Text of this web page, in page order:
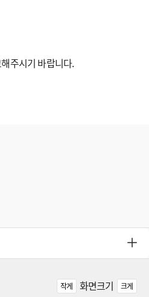
주시기 바랍니다.
작게 화면크기 크게